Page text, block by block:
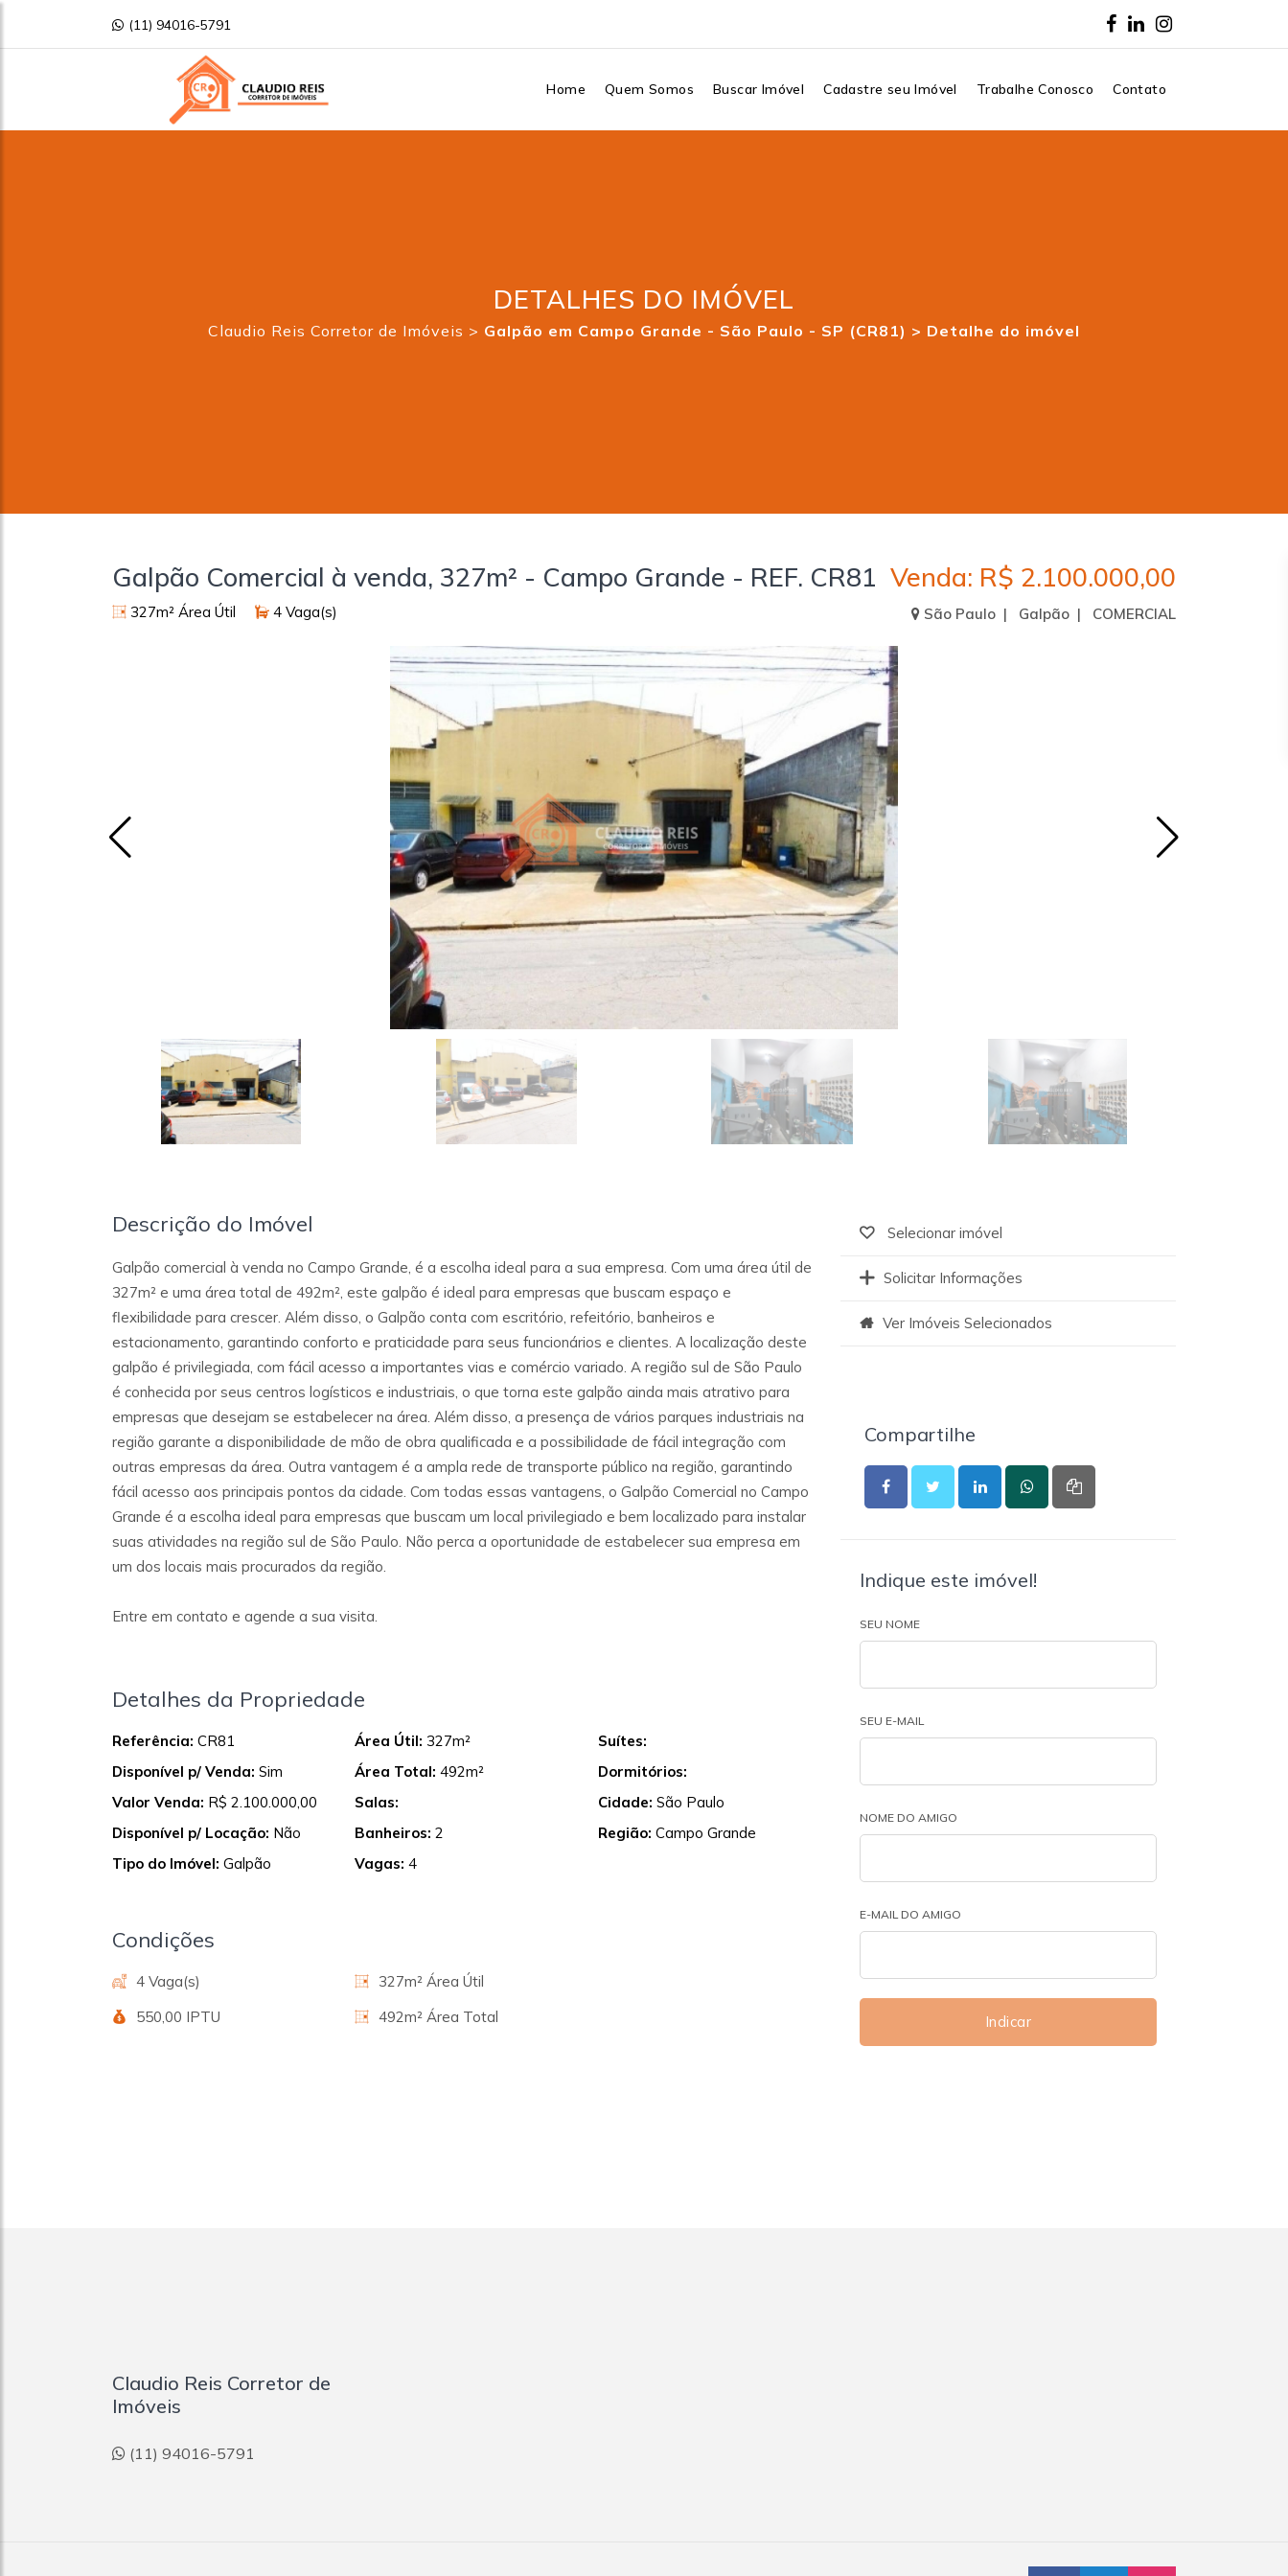
(11) 94016-5791
Home Quem Somos Buscar Imóvel Cadastre seu Imóvel Trabalhe Conosco Contato
DETALHES DO IMÓVEL
Claudio Reis Corretor de Imóveis > Galpão em Campo Grande - São Paulo - SP (CR81) > Detalhe do imóvel
Galpão Comercial à venda, 327m² - Campo Grande - REF. CR81 Venda: R$ 2.100.000,00
327m² Área Útil 4 Vaga(s) São Paulo | Galpão | COMERCIAL
Descrição do Imóvel
Galpão comercial à venda no Campo Grande, é a escolha ideal para a sua empresa. Com uma área útil de
327m² e uma área total de 492m², este galpão é ideal para empresas que buscam espaço e
flexibilidade para crescer. Além disso, o Galpão conta com escritório, refeitório, banheiros e
estacionamento, garantindo conforto e praticidade para seus funcionários e clientes. A localização deste
galpão é privilegiada, com fácil acesso a importantes vias e comércio variado. A região sul de São Paulo
é conhecida por seus centros logísticos e industriais, o que torna este galpão ainda mais atrativo para
empresas que desejam se estabelecer na área. Além disso, a presença de vários parques industriais na
região garante a disponibilidade de mão de obra qualificada e a possibilidade de fácil integração com
outras empresas da área. Outra vantagem é a ampla rede de transporte público na região, garantindo
fácil acesso aos principais pontos da cidade. Com todas essas vantagens, o Galpão Comercial no Campo
Grande é a escolha ideal para empresas que buscam um local privilegiado e bem localizado para instalar
suas atividades na região sul de São Paulo. Não perca a oportunidade de estabelecer sua empresa em
um dos locais mais procurados da região.
Entre em contato e agende a sua visita.
Detalhes da Propriedade
Referência: CR81
Disponível p/ Venda: Sim
Valor Venda: R$ 2.100.000,00
Disponível p/ Locação: Não
Tipo do Imóvel: Galpão
Área Útil: 327m²
Área Total: 492m²
Salas:
Banheiros: 2
Vagas: 4
Suítes:
Dormitórios:
Cidade: São Paulo
Região: Campo Grande
Condições
4 Vaga(s)
550,00 IPTU
327m² Área Útil
492m² Área Total
Selecionar imóvel
Solicitar Informações
Ver Imóveis Selecionados
Compartilhe
Indique este imóvel!
SEU NOME
SEU E-MAIL
NOME DO AMIGO
E-MAIL DO AMIGO
Indicar
Claudio Reis Corretor de
Imóveis
(11) 94016-5791